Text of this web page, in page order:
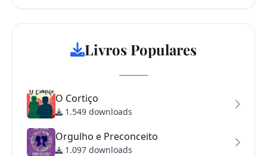
Livros Populares
O Cortiço
1.549 downloads
Orgulho e Preconceito
1.097 downloads